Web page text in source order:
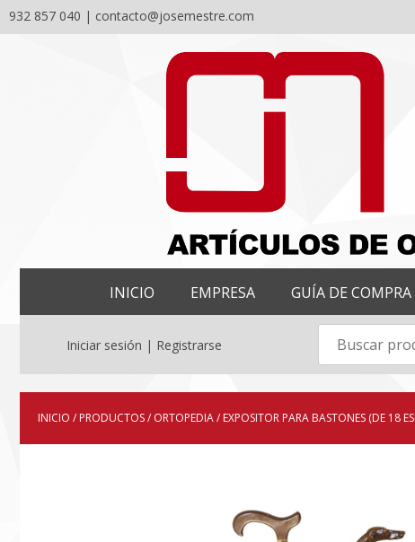
932 857 040 | contacto@josemestre.com
INICIO EMPRESA GUÍA DE COMPRA
Iniciar sesión | Registrarse
INICIO / PRODUCTOS/ ORTOPEDIA/ EXPOSITOR PARA BASTONES (DE 18